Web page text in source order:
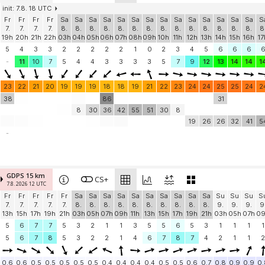
init: 7.8. 18 UTC
Fr
7.
19h
Fr
7.
20h
Fr
7.
21h
Fr
7.
22h
Sa
8.
03h
Sa
8.
04h
Sa
8.
05h
Sa
8.
06h
Sa
8.
07h
Sa
8.
08h
Sa
8.
09h
Sa
8.
10h
Sa
8.
11h
Sa
8.
12h
Sa
8.
13h
Sa
8.
14h
Sa
8.
15h
Sa
8.
16h
5
4 3 3 2 2 2 2 2 1 0 2 3 4 5 6 6 6
6
-
11 10 7 5 4 4 3 3 3 3 5 7 9 12 13 14 14
23 22 21 20 19 19 19 18 18 19 21 22 23 24 24 25 25 24
38
8
30
86
36
42 55 51 30
8
19
26
31
26 32 41
-
GDPS 15 km
7.8. 2026 12 UTC CS+
Fr
7.
13h
Fr
7.
15h
Fr
7.
17h
Fr
7.
19h
Fr
7.
21h
Sa
8.
03h
Sa
8.
05h
Sa
8.
07h
Sa
8.
09h
Sa
8.
11h
Sa
8.
13h
Sa
8.
15h
Sa
8.
17h
Sa
8.
19h
Sa
8.
21h
Su
9.
03h
Su
9.
05h
Su
9.
07h
5
6 7 7 5 3 2 1 1 3 5 5 6 5 3 1 1 1
1
5
6 7 8 5 3 2 2 1 4 6 7 8 7 4 2 1 1 2
0.6 0.6 0.5 0.5 0.5 0.5 0.5 0.4 0.4 0.4 0.4 0.5 0.5 0.6 0.7 0.8 0.9 0.9